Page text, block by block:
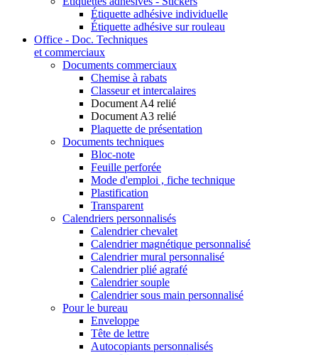
Étiquette adhésive individuelle
Étiquette adhésive sur rouleau
Office - Doc. Techniques
et commerciaux
Documents commerciaux
Chemise à rabats
Classeur et intercalaires
Document A4 relié
Document A3 relié
Plaquette de présentation
Documents techniques
Bloc-note
Feuille perforée
Mode d'emploi , fiche technique
Plastification
Transparent
Calendriers personnalisés
Calendrier chevalet
Calendrier magnétique personnalisé
Calendrier mural personnalisé
Calendrier plié agrafé
Calendrier souple
Calendrier sous main personnalisé
Pour le bureau
Enveloppe
Tête de lettre
Autocopiants personnalisés